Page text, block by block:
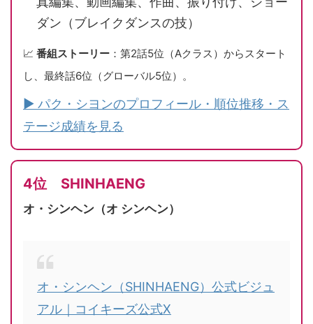
ダン（ブレイクダンスの技）
📈 番組ストーリー ：第2話5位（Aクラス）からスタート
し、最終話6位（グローバル5位）。
▶ パク・シヨンのプロフィール・順位推移・ス
テージ成績を見る
4位 SHINHAENG
オ・シンヘン（オ シンヘン）
オ・シンヘン（SHINHAENG）公式ビジュ
アル｜コイキーズ公式X